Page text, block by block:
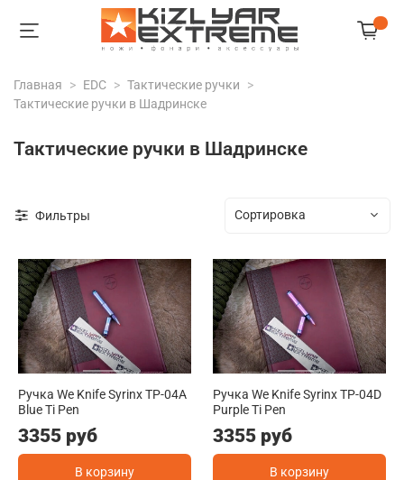
Главная EDC
Тактические ручки
Тактические ручки в Шадринске
Тактические ручки в Шадринске
Фильтры
Ручка We Knife Syrinx TP-04A
Blue Ti Pen
3355 руб
В корзину
Ручка We Knife Syrinx TP-04D
Purple Ti Pen
3355 руб
В корзину